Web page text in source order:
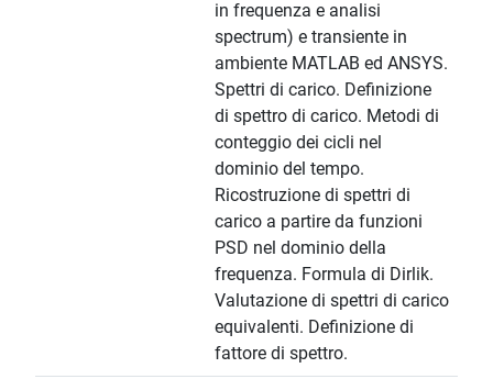
in frequenza e analisi
spectrum) e transiente in
ambiente MATLAB ed ANSYS.
Spettri di carico. Definizione
di spettro di carico. Metodi di
conteggio dei cicli nel
dominio del tempo.
Ricostruzione di spettri di
carico a partire da funzioni
PSD nel dominio della
frequenza. Formula di Dirlik.
Valutazione di spettri di carico
equivalenti. Definizione di
fattore di spettro.